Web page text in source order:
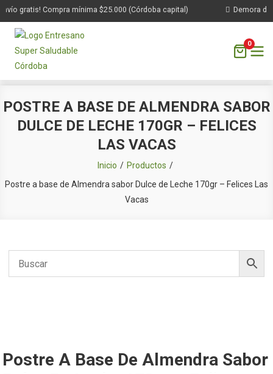
gratis! Compra mínima $25.000 (Córdoba capital) Demora de
contenido
0
POSTRE A BASE DE ALMENDRA SABOR
DULCE DE LECHE 170GR – FELICES
LAS VACAS
Inicio
Productos
Postre a base de Almendra sabor Dulce de Leche 170gr – Felices Las
Vacas
Postre A Base De Almendra Sabor